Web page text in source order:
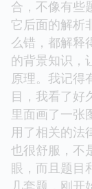
合，不像有些
它后面的解析
么错，都解释
的背景知识，
原理。我记得
目，我看了好
里面画了一张
用了相关的法
也很舒服，不
眼，而且题目
几套题，刚开